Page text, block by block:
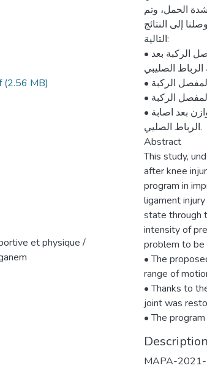
(2.56 MB)
et physique /
شدة الحمل، وتم
إلى النتائج
التالية:
• للبرنامج التاهيلي المقترح دور مهم في تحسين المدى الحركي لمفصل الركبة بعد
الرباط الصليبي.
• بفضل البرنامج التاهيلي المقترح تم استرجاع النغمة العضلية لمفصل الركبة.
• من يبن اهداف البرنامج هي اعادة البرمجة العصبية لمفصل الركبة.
• للبرنامج التاهيلي المقترح دور مهم في تحسين صفتي المشي و التوازن بعد اصابة
الرباط الصليي.
Abstract
This study,
after knee
program in
ligament
state through
intensity of
problem to be
• The
range of
• Thanks to
joint was
• The
Description
MAPA-